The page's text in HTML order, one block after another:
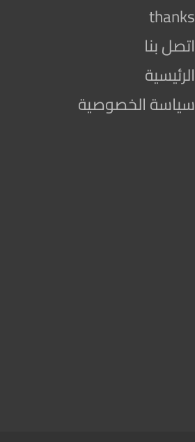
thanks
اتصل بنا
الرئيسية
سياسة الخصوصية